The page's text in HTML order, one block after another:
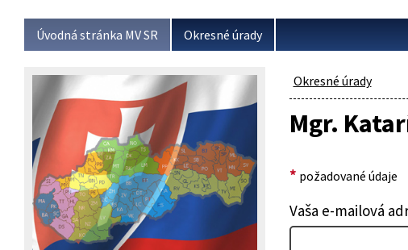
Úvodná stránka MV SR Okresné úrady
Okresné úrady
Mgr.
* požadované údaje
Vaša e-mailová